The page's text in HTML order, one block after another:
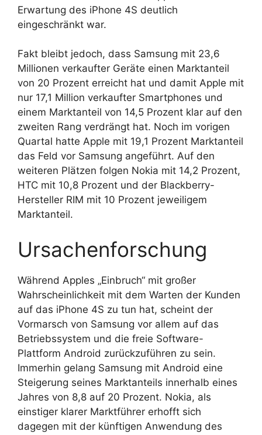
Erwartung des iPhone 4S deutlich
eingeschränkt war.
Fakt bleibt jedoch, dass Samsung mit 23,6
Millionen verkaufter Geräte einen Marktanteil
von 20 Prozent erreicht hat und damit Apple mit
nur 17,1 Million verkaufter Smartphones und
einem Marktanteil von 14,5 Prozent klar auf den
zweiten Rang verdrängt hat. Noch im vorigen
Quartal hatte Apple mit 19,1 Prozent Marktanteil
das Feld vor Samsung angeführt. Auf den
weiteren Plätzen folgen Nokia mit 14,2 Prozent,
HTC mit 10,8 Prozent und der Blackberry-
Hersteller RIM mit 10 Prozent jeweiligem
Marktanteil.
Ursachenforschung
Während Apples „Einbruch“ mit großer
Wahrscheinlichkeit mit dem Warten der Kunden
auf das iPhone 4S zu tun hat, scheint der
Vormarsch von Samsung vor allem auf das
Betriebssystem und die freie Software-
Plattform Android zurückzuführen zu sein.
Immerhin gelang Samsung mit Android eine
Steigerung seines Marktanteils innerhalb eines
Jahres von 8,8 auf 20 Prozent. Nokia, als
einstiger klarer Marktführer erhofft sich
dagegen mit der künftigen Anwendung des